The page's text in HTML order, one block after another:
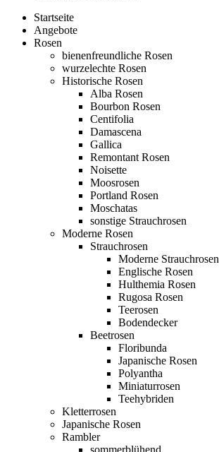
Startseite
Angebote
Rosen
bienenfreundliche Rosen
wurzelechte Rosen
Historische Rosen
Alba Rosen
Bourbon Rosen
Centifolia
Damascena
Gallica
Remontant Rosen
Noisette
Moosrosen
Portland Rosen
Moschatas
sonstige Strauchrosen
Moderne Rosen
Strauchrosen
Moderne Strauchrosen
Englische Rosen
Hulthemia Rosen
Rugosa Rosen
Teerosen
Bodendecker
Beetrosen
Floribunda
Japanische Rosen
Polyantha
Miniaturrosen
Teehybriden
Kletterrosen
Japanische Rosen
Rambler
sommerblühend